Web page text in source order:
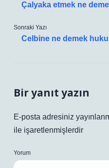
Çalyaka etmek ne
Sonraki Yazı
Celbine ne demek
Bir yanıt yazın
E-posta adresiniz
ile işaretlenmişlerdir
Yorum